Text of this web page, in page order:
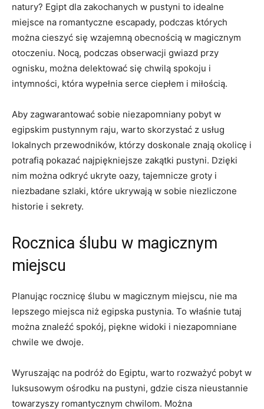
natury? Egipt dla⁢ zakochanych w‌ pustyni to idealne
miejsce na romantyczne escapady, podczas których
można cieszyć⁢ się wzajemną obecnością ⁢w magicznym
otoczeniu. ‍Nocą, podczas obserwacji gwiazd przy
ognisku, można delektować się chwilą spokoju i
intymności, która wypełnia serce ciepłem i miłością.
Aby ​zagwarantować sobie ​niezapomniany​ pobyt w
egipskim ⁣pustynnym raju, warto skorzystać z usług
lokalnych przewodników, którzy ‍doskonale znają okolicę i
potrafią pokazać ​najpiękniejsze zakątki pustyni. Dzięki
nim można odkryć ukryte oazy,⁤ tajemnicze groty i
niezbadane szlaki, które ukrywają w sobie niezliczone
historie i sekrety.
Rocznica ślubu w magicznym
miejscu
Planując rocznicę ślubu w magicznym miejscu, nie ma⁤
lepszego miejsca niż egipska pustynia. To właśnie tutaj
można ⁣znaleźć‌ spokój, piękne widoki ⁣i niezapomniane
chwile we ​dwoje.
Wyruszając‌ na podróż ‍do Egiptu, warto rozważyć pobyt w
luksusowym ośrodku na pustyni, gdzie⁢ cisza nieustannie
towarzyszy romantycznym chwilom. Można